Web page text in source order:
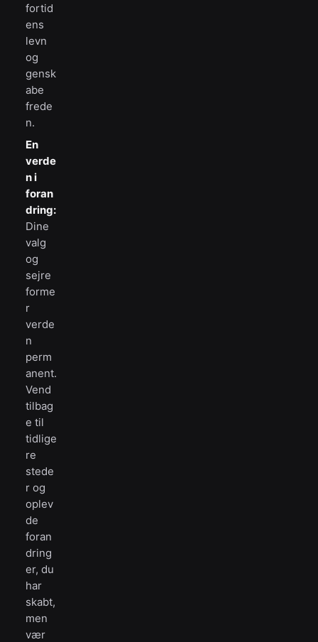
fortid
ens
levn
og
gensk
abe
frede
n.
En
verde
n i
foran
dring:
Dine
valg
og
sejre
forme
r
verde
n
perm
anent.
Vend
tilbag
e til
tidlige
re
stede
r og
oplev
de
foran
dring
er, du
har
skabt,
men
vær